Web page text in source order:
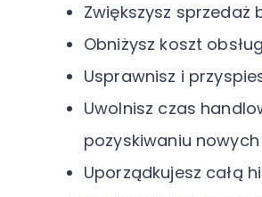
Zwiększysz
Obniżysz koszt
Usprawnisz i
Uwolnisz czas
pozyskiwaniu
Uporządkujesz całą